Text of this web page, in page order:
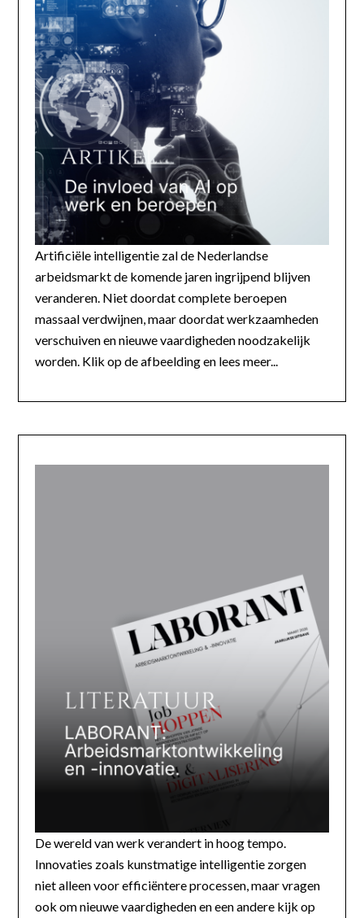
Artificiële intelligentie zal de Nederlandse
arbeidsmarkt de komende jaren ingrijpend blijven
veranderen. Niet doordat complete beroepen
massaal verdwijnen, maar doordat werkzaamheden
verschuiven en nieuwe vaardigheden noodzakelijk
worden. Klik op de afbeelding en lees meer...
De wereld van werk verandert in hoog tempo.
Innovaties zoals kunstmatige intelligentie zorgen
niet alleen voor efficiëntere processen, maar vragen
ook om nieuwe vaardigheden en een andere kijk op